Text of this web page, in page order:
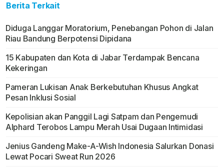
Berita Terkait
Diduga Langgar Moratorium, Penebangan Pohon di Jalan
Riau Bandung Berpotensi Dipidana
15 Kabupaten dan Kota di Jabar Terdampak Bencana
Kekeringan
Pameran Lukisan Anak Berkebutuhan Khusus Angkat
Pesan Inklusi Sosial
Kepolisian akan Panggil Lagi Satpam dan Pengemudi
Alphard Terobos Lampu Merah Usai Dugaan Intimidasi
Jenius Gandeng Make-A-Wish Indonesia Salurkan Donasi
Lewat Pocari Sweat Run 2026